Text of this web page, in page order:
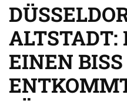
ALTSTADT:
EINEN